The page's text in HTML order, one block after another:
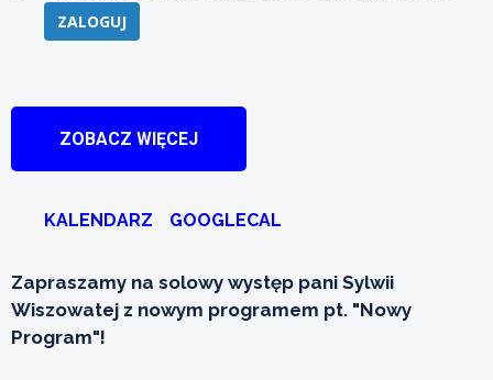
ZALOGUJ
ZOBACZ WIĘCEJ
KALENDARZ GOOGLECAL
Zapraszamy na solowy występ pani Sylwii
Wiszowatej z nowym programem pt. "Nowy
Program"!